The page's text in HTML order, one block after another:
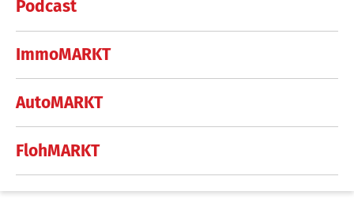
Podcast
ImmoMARKT
AutoMARKT
FlohMARKT